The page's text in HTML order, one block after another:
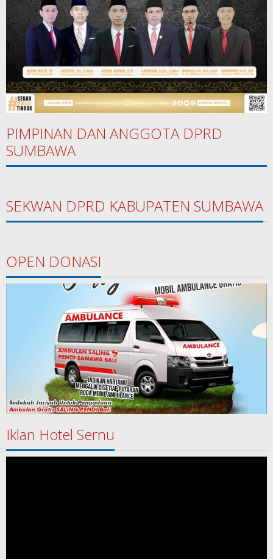
PIMPINAN DAN ANGGOTA DPRD
SUMBAWA
SEKWAN DPRD KABUPATEN SUMBAWA
OPEN DONASI
Iklan Hotel Sernu